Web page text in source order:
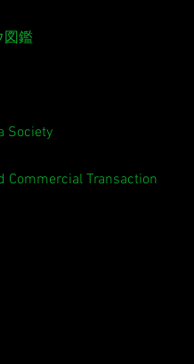
図鑑
Society
Commercial Transaction